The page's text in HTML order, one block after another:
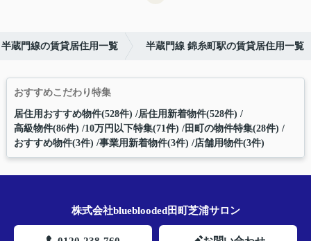
半蔵門線の賃貸居住用一覧 半蔵門線 錦糸町駅の賃貸居住用一覧
おすすめこだわり特集
居住用おすすめ物件(528件) 居住用新着物件(528件)
高級物件(86件) 10万円以下特集(71件) 田町の物件特集(28件)
おすすめ物件(3件) 事業用新着物件(3件) 店舗用物件(3件)
株式会社blueblooded田町芝浦サロン